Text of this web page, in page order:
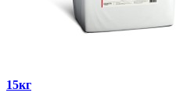
15кг